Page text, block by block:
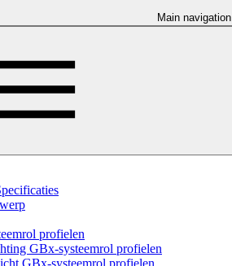
Main navigation
profielen
GBx-systeemrol profielen
GBx-systeemrol profielen